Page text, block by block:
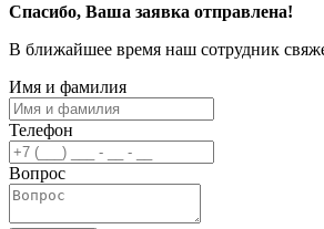
Спасибо, Ваша заявка отправлена!
В ближайшее время наш сотрудник
Имя и фамилия
Телефон
Вопрос